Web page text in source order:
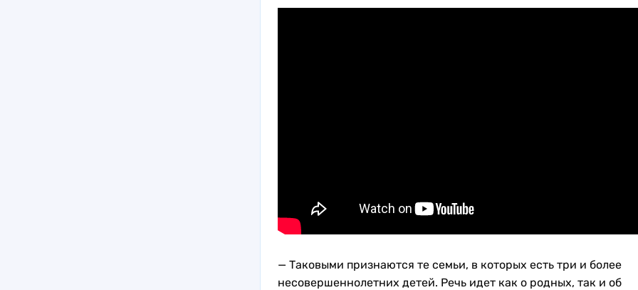
— Таковыми признаются те семьи, в которых есть три и более
несовершеннолетних детей. Речь идет как о родных, так и об